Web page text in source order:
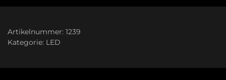
Artikelnummer: 1239
Kategorie: LED